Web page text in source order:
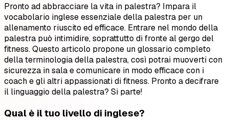
Pronto ad abbracciare la vita in palestra? Impara il
vocabolario inglese essenziale della palestra per un
allenamento riuscito ed efficace. Entrare nel mondo della
palestra può intimidire, soprattutto di fronte al gergo del
fitness. Questo articolo propone un glossario completo
della terminologia della palestra, così potrai muoverti con
sicurezza in sala e comunicare in modo efficace con i
coach e gli altri appassionati di fitness. Pronto a decifrare
il linguaggio della palestra? Si parte!
Qual è il tuo livello di inglese?